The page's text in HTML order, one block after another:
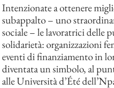
Intenzionate a ottenere
subappalto – uno
sociale – le lavoratrici delle
solidarietà: organizzazioni
eventi di finanziamento in
diventata un simbolo, al
alle Università d’Été